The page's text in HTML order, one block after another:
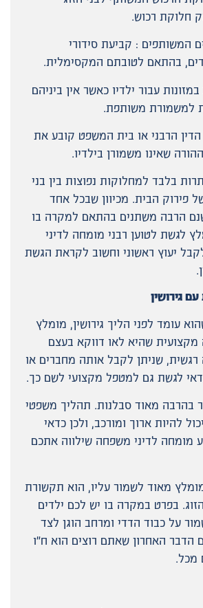
חלוקת רכוש.
המשותפים : קביעת סידורי
בהתאם לטובתם המקסימלית.
עבור ילדיו כאשר אין ביניהם
למשמורת משותפת.
הרבני או בית המשפט קובע את
שאינו משמורן בילדיו.
בלבד למחלוקות נפוצות בין בני
פירוק הבית. מכיוון שבכל אחד
הרבה משתנים בהתאם למקרה בו
לגשת לטוען רבני מומחה לדיני
יעוץ ראשוני וחשוב לקראת הגשת
גירושין
עומד לפני הליך גירושין, מומלץ
שהיא לאו דווקא בעצם
רגשית, שניתן לקבל אותה מחברים או
לגשת גם למטפל מקצועי לשם כך.
בהרבה מאוד סבלנות. תהליך משפטי
להיות ארוך ומורכב, ולכן כדאי
מומחה לדיני משפחה שילווה אתכם
מאוד לשמור עליו, הוא תקשורת
בפרט במקרה בו יש לכם ילדים
על כבוד הדדי ומרחב הוגן לצד
הדבר האחרון שאתם רוצים הוא ח"ו
מכל.